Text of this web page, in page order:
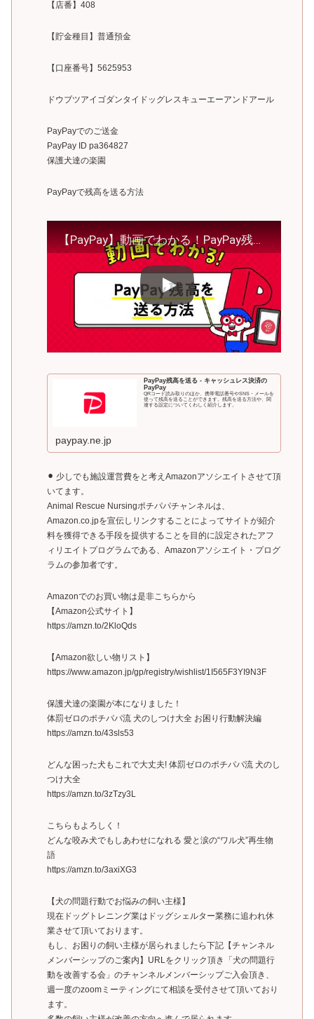
【店番】408
【貯金種目】普通預金
【口座番号】5625953
ドウブツアイゴダンタイドッグレスキューエーアンドアール
PayPayでのご送金
PayPay ID pa364827
保護犬達の楽園
PayPayで残高を送る方法
【PayPay】動画でわかる！PayPay残高を送る方法
PayPay残高を送る - キャッシュレス決済の
PayPay
QRコード読み取りのほか、携帯電話番号やSNS・メールを
使って残高を送ることができます。残高を送る方法や、関
連する設定についてくわしく紹介します。
paypay.ne.jp
⚫︎ 少しでも施設運営費をと考えAmazonアソシエイトさせて頂
いてます。
Animal Rescue Nursingポチパパチャンネルは、
Amazon.co.jpを宣伝しリンクすることによってサイトが紹介
料を獲得できる手段を提供することを目的に設定されたアフ
ィリエイトプログラムである、Amazonアソシエイト・プログ
ラムの参加者です。
Amazonでのお買い物は是非こちらから
【Amazon公式サイト】
https://amzn.to/2KloQds
【Amazon欲しい物リスト】
https://www.amazon.jp/gp/registry/wishlist/1I565F3YI9N3F
保護犬達の楽園が本になりました！
体罰ゼロのポチパパ流 犬のしつけ大全 お困り行動解決編
https://amzn.to/43sls53
どんな困った犬もこれで大丈夫! 体罰ゼロのポチパパ流 犬のし
つけ大全
https://amzn.to/3zTzy3L
こちらもよろしく！
どんな咬み犬でもしあわせになれる 愛と涙の“ワル犬”再生物
語
https://amzn.to/3axiXG3
【犬の問題行動でお悩みの飼い主様】
現在ドッグトレニング業はドッグシェルター業務に追われ休
業させて頂いております。
もし、お困りの飼い主様が居られましたら下記【チャンネル
メンバーシップのご案内】URLをクリック頂き「犬の問題行
動を改善する会」のチャンネルメンバーシップご入会頂き、
週一度のzoomミーティングにて相談を受付させて頂いており
ます。